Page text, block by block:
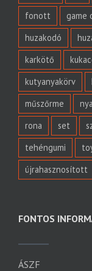
fonott
game
huzakodó
karkötő
kutyanyakörv
műszőrme
rona
set
tehéngumi
újrahasznosított
FONTOS
ÁSZF